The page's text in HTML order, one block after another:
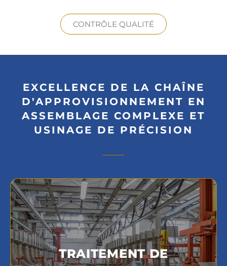
CONTRÔLE QUALITÉ
EXCELLENCE DE LA CHAÎNE
D'APPROVISIONNEMENT EN
ASSEMBLAGE COMPLEXE ET
USINAGE DE PRÉCISION
TRAITEMENT DE
Nos capacités d'assemblage complexe
sont complétées par une variété de
services de traitement de surface de
précision, offrant plus de 50